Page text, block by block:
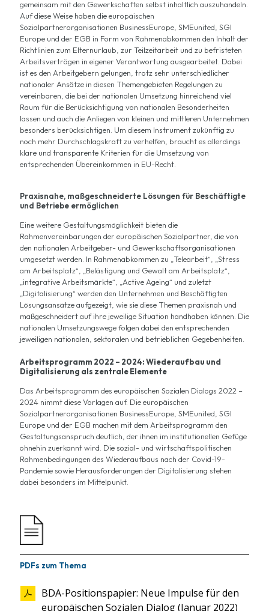
gemeinsam mit den Gewerkschaften selbst inhaltlich auszuhandeln.
Auf diese Weise haben die europäischen
Sozialpartnerorganisationen BusinessEurope, SMEunited, SGI
Europe und der EGB in Form von Rahmenabkommen den Inhalt der
Richtlinien zum Elternurlaub, zur Teilzeitarbeit und zu befristeten
Arbeitsverträgen in eigener Verantwortung ausgearbeitet. Dabei
ist es den Arbeitgebern gelungen, trotz sehr unterschiedlicher
nationaler Ansätze in diesen Themengebieten Regelungen zu
vereinbaren, die bei der nationalen Umsetzung hinreichend viel
Raum für die Berücksichtigung von nationalen Besonderheiten
lassen und auch die Anliegen von kleinen und mittleren Unternehmen
besonders berücksichtigen. Um diesem Instrument zukünftig zu
noch mehr Durchschlagskraft zu verhelfen, braucht es allerdings
klare und transparente Kriterien für die Umsetzung von
entsprechenden Übereinkommen in EU-Recht.
Praxisnahe, maßgeschneiderte Lösungen für Beschäftigte
und Betriebe ermöglichen
Eine weitere Gestaltungsmöglichkeit bieten die
Rahmenvereinbarungen der europäischen Sozialpartner, die von
den nationalen Arbeitgeber- und Gewerkschaftsorganisationen
umgesetzt werden. In Rahmenabkommen zu „Telearbeit“, „Stress
am Arbeitsplatz“, „Belästigung und Gewalt am Arbeitsplatz“,
„integrative Arbeitsmärkte“, „Active Ageing“ und zuletzt
„Digitalisierung“ werden den Unternehmen und Beschäftigten
Lösungsansätze aufgezeigt, wie sie diese Themen praxisnah und
maßgeschneidert auf ihre jeweilige Situation handhaben können. Die
nationalen Umsetzungswege folgen dabei den entsprechenden
jeweiligen nationalen, sektoralen und betrieblichen Gegebenheiten.
Arbeitsprogramm 2022 – 2024: Wiederaufbau und
Digitalisierung als zentrale Elemente
Das Arbeitsprogramm des europäischen Sozialen Dialogs 2022 –
2024 nimmt diese Vorlagen auf. Die europäischen
Sozialpartnerorganisationen BusinessEurope, SMEunited, SGI
Europe und der EGB machen mit dem Arbeitsprogramm den
Gestaltungsanspruch deutlich, der ihnen im institutionellen Gefüge
ohnehin zuerkannt wird. Die sozial- und wirtschaftspolitischen
Rahmenbedingungen des Wiederaufbaus nach der Covid-19-
Pandemie sowie Herausforderungen der Digitalisierung stehen
dabei besonders im Mittelpunkt.
PDFs zum Thema
BDA-Positionspapier: Neue Impulse für den
europäischen Sozialen Dialog (Januar 2022)